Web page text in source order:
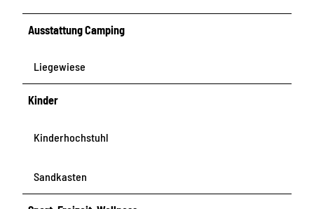
Ausstattung Camping
Liegewiese
Kinder
Kinderhochstuhl
Sandkasten